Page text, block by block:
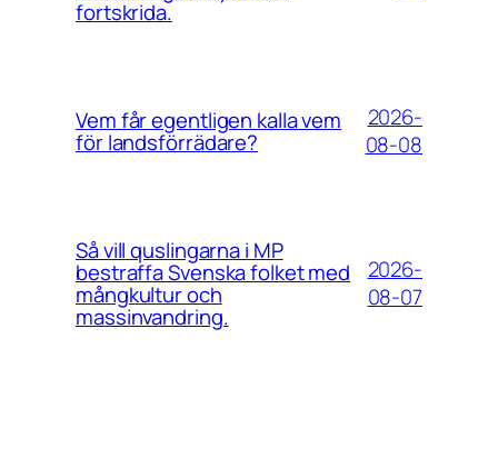
fortskrida.
Vem får egentligen kalla vem
för landsförrädare?
2026-
08-08
Så vill quslingarna i MP
bestraffa Svenska folket med
mångkultur och
massinvandring.
2026-
08-07